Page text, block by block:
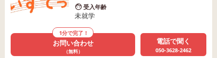
受入年齢
未就学
1分で完了！
お問い合わせ
（無料）
電話で聞く
050-3628-2462